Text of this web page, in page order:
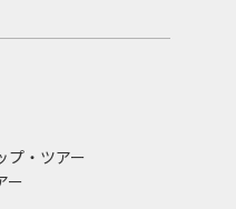
プ・ツアー
ー